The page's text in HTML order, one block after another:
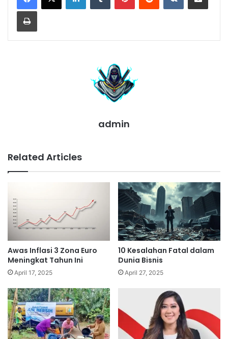
Print
admin
Related Articles
Awas Inflasi 3 Zona Euro
Meningkat Tahun Ini
April 17, 2025
10 Kesalahan Fatal dalam
Dunia Bisnis
April 27, 2025